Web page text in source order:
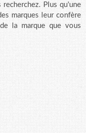
Plus qu'une
marques leur confère
la marque que vous